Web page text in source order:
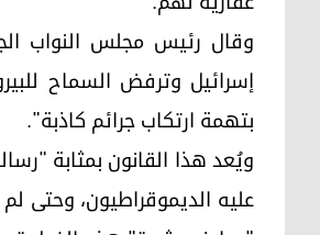
وقال رئيس مجلس النواب
إسرائيل وترفض السماح
بتهمة ارتكاب جرائم كاذبة".
ويُعد هذا القانون بمثابة
عليه الديموقراطيون، وحتى